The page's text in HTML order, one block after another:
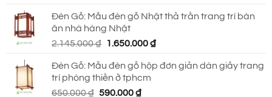
là:
2.790.000 ₫.
tại
2.150.000 ₫.
Đèn Gỗ: Mẫu đèn gỗ Nhật thả trần trang trí bàn
ăn nhà hàng Nhật
2.145.000₫
Giá
là:
2.145.000 ₫.
1.650.000₫Giá
tại
Đèn Gỗ: Mẫu đèn gỗ hộp đơn giản dán giấy trang
trí phòng thiền ở tphcm
650.000₫ Giá
590.000₫Giá